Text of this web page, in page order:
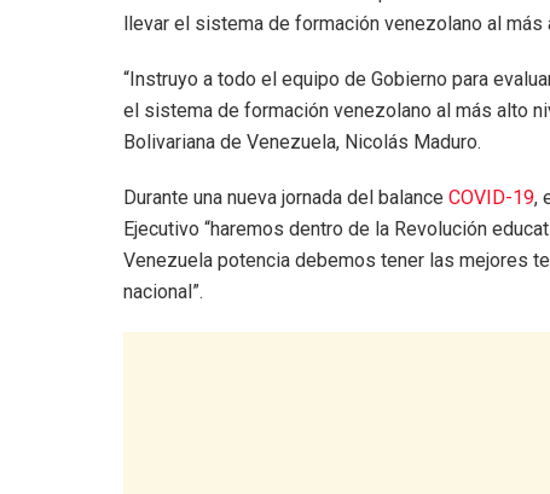
llevar el sistema de formación venezolano al más
“Instruyo a todo el equipo de Gobierno para
el sistema de formación venezolano al más alto
Bolivariana de Venezuela, Nicolás Maduro.
Durante una nueva jornada del balance COVID-19,
Ejecutivo “haremos dentro de la Revolución
Venezuela potencia debemos tener las mejores
nacional”.